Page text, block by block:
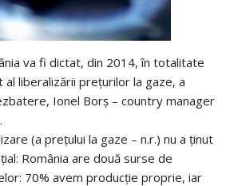
va fi dictat, din 2014, în totalitate
liberalizării prețurilor la gaze, a
Ionel Borș – country manager
(a prețului la gaze – n.r.) nu a ținut
România are două surse de
70% avem producție proprie, iar